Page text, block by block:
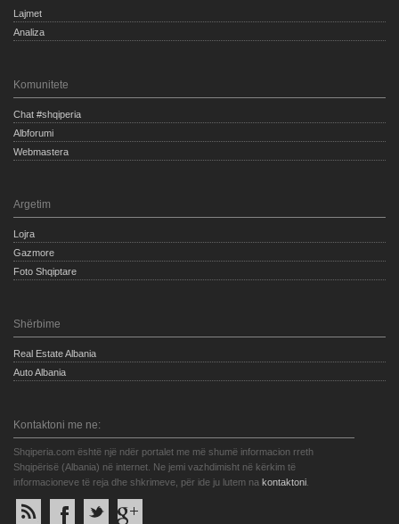
Lajmet
Analiza
Komunitete
Chat #shqiperia
Albforumi
Webmastera
Argetim
Lojra
Gazmore
Foto Shqiptare
Shërbime
Real Estate Albania
Auto Albania
Kontaktoni me ne:
Shqiperia.com është një ndër portalet me më shumë informacion rreth
Shqipërisë (Albania) në internet. Ne jemi vazhdimisht në kërkim të
informacioneve të reja dhe shkrimeve, për ide ju lutem na kontaktoni